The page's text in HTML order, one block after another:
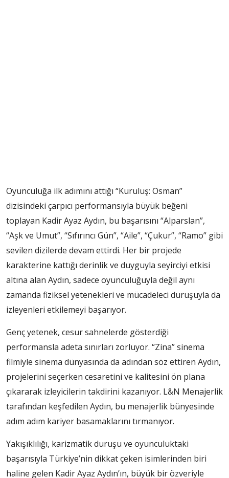
Oyunculuğa ilk adımını attığı “Kuruluş: Osman”
dizisindeki çarpıcı performansıyla büyük beğeni
toplayan Kadir Ayaz Aydın, bu başarısını “Alparslan”,
“Aşk ve Umut”, “Sıfırıncı Gün”, “Aile”, “Çukur”, “Ramo” gibi
sevilen dizilerde devam ettirdi. Her bir projede
karakterine kattığı derinlik ve duyguyla seyirciyi etkisi
altına alan Aydın, sadece oyunculuğuyla değil aynı
zamanda fiziksel yetenekleri ve mücadeleci duruşuyla da
izleyenleri etkilemeyi başarıyor.
Genç yetenek, cesur sahnelerde gösterdiği
performansla adeta sınırları zorluyor. “Zina” sinema
filmiyle sinema dünyasında da adından söz ettiren Aydın,
projelerini seçerken cesaretini ve kalitesini ön plana
çıkararak izleyicilerin takdirini kazanıyor. L&N Menajerlik
tarafından keşfedilen Aydın, bu menajerlik bünyesinde
adım adım kariyer basamaklarını tırmanıyor.
Yakışıklılığı, karizmatik duruşu ve oyunculuktaki
başarısıyla Türkiye’nin dikkat çeken isimlerinden biri
haline gelen Kadir Ayaz Aydın’ın, büyük bir özveriyle